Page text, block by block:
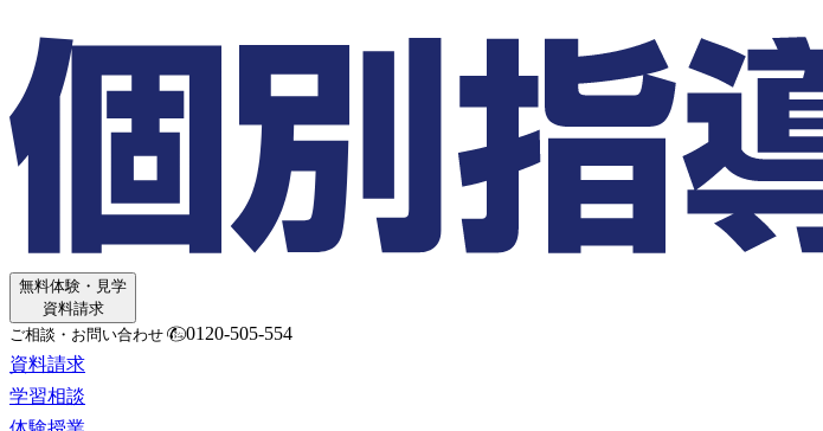
無料体験・見学
資料請求
ご相談・お問い合わせ
0120-505-554
資料請求
学習相談